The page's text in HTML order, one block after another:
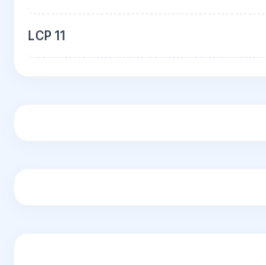
LCP 11